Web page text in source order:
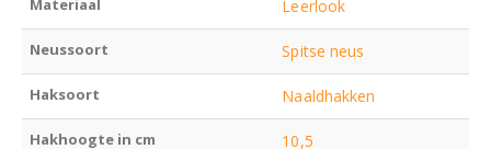
Materiaal Leerlook
Neussoort Spitse neus
Haksoort Naaldhakken
Hakhoogte in cm 10,5